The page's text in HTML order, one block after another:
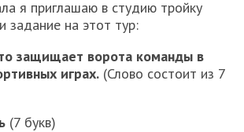
я приглашаю в студию тройку
задание на этот тур:
защищает ворота команды в
играх. (Слово состоит из 7
(7 букв)